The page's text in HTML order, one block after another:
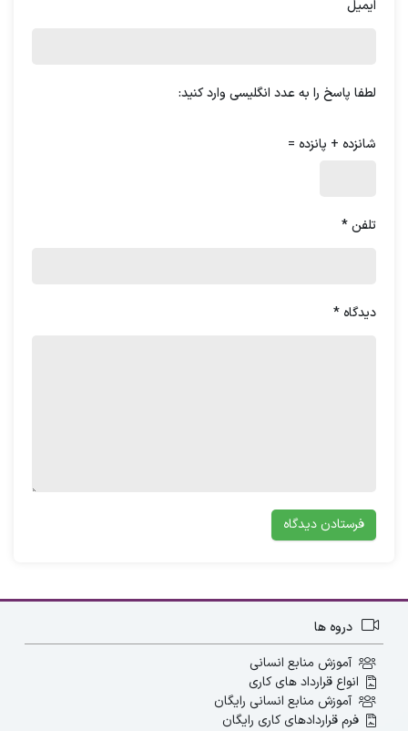
هستید، نمی‌توانید زمان را با کارجوهایی که
هدهانترها زمان می‌گذارند تا کارشناسان صنعت
مناسب را هدف قرار دهند. بنابراین، اگر به دنبال
ایمیل
لطفا پاسخ را به عدد انگلیسی وارد کنید:
شانزده + پانزده =
تلفن*
دیدگاه *
دروه ها
آموزش منابع انسانی
انواع قرارداد های کاری
آموزش منابع انسانی رایگان
فرم قراردادهای کاری رایگان